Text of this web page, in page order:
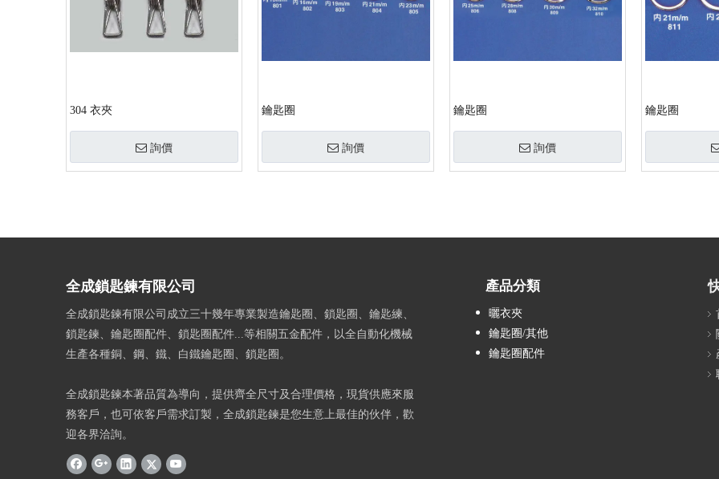
304 衣夾
詢價
鑰匙圈
詢價
鑰匙圈
詢價
鑰匙圈
全成鎖匙鍊有限公司
全成鎖匙鍊有限公司成立三十幾年專業製造鑰匙圈、鎖匙圈、鑰匙練、
鎖匙鍊、鑰匙圈配件、鎖匙圈配件...等相關五金配件，以全自動化機械
生產各種銅、鋼、鐵、白鐵鑰匙圈、鎖匙圈。
全成鎖匙鍊本著品質為導向，提供齊全尺寸及合理價格，現貨供應來服
務客戶，也可依客戶需求訂製，全成鎖匙鍊是您生意上最佳的伙伴，歡
迎各界洽詢。
產品分類
曬衣夾
鑰匙圈/其他
鑰匙圈配件